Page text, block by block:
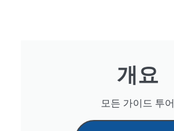
개요
모든 가이드 투어